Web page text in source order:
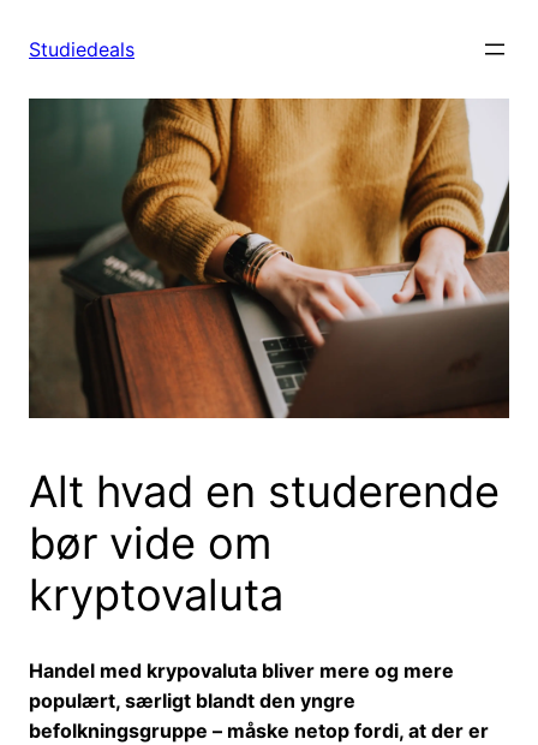
Studiedeals
Alt hvad en studerende
bør vide om
kryptovaluta
Handel med krypovaluta bliver mere og mere
populært, særligt blandt den yngre
befolkningsgruppe – måske netop fordi, at der er